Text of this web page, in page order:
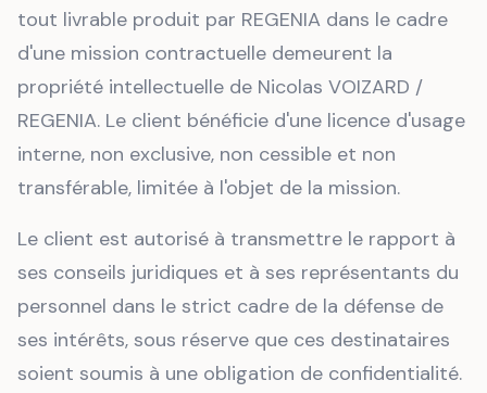
tout livrable produit par REGENIA dans le cadre
d'une mission contractuelle demeurent la
propriété intellectuelle de Nicolas VOIZARD /
REGENIA. Le client bénéficie d'une licence d'usage
interne, non exclusive, non cessible et non
transférable, limitée à l'objet de la mission.
Le client est autorisé à transmettre le rapport à
ses conseils juridiques et à ses représentants du
personnel dans le strict cadre de la défense de
ses intérêts, sous réserve que ces destinataires
soient soumis à une obligation de confidentialité.